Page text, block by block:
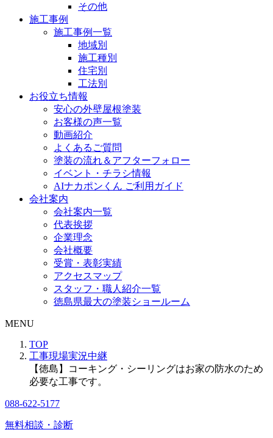
その他
施工事例
施工事例一覧
地域別
施工種別
住宅別
工法別
お役立ち情報
安心の外壁屋根塗装
お客様の声一覧
動画紹介
よくあるご質問
塗装の流れ＆アフターフォロー
イベント・チラシ情報
AIナカポンくん ご利用ガイド
会社案内
会社案内一覧
代表挨拶
企業理念
会社概要
受賞・表彰実績
アクセスマップ
スタッフ・職人紹介一覧
徳島県最大の塗装ショールーム
MENU
TOP
工事現場実況中継
【徳島】コーキング・シーリングはお家の防水のため
必要な工事です。
088-622-5177
無料相談・診断